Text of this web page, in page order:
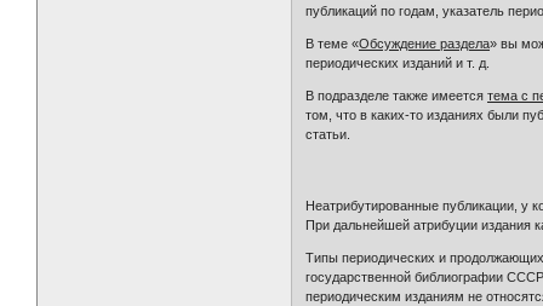
публикаций по годам, указатель
В теме «Обсуждение раздела» вы
периодических изданий и т. д.
В подразделе также имеетсятема с
том, что в каких-то изданиях были
статьи.
Неатрибутированные публикации, у
При дальнейшей атрибуции издания
Типы периодических и
государственной библиографии
периодическим изданиям не